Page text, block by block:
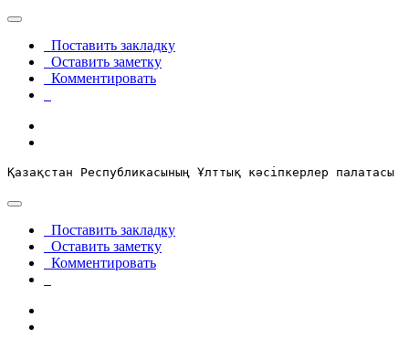
Поставить закладку
Оставить заметку
Комментировать
Қазақстан Республикасының Ұлттық кәсіпкерлер палатасы
Поставить закладку
Оставить заметку
Комментировать